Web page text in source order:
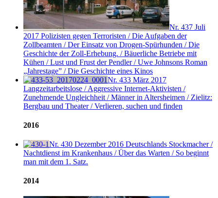
Nr. 437 Juli
2017 Polizisten gegen Terroristen / Die Aufgaben der
Zollbeamten / Der Einsatz von Drogen-Spürhunden / Die
Geschichte der Zoll-Erhebung. / Bäuerliche Betriebe mit
Kühen / Lust und Frust der Pendler / Uwe Johnsons Roman
„Jahrestage” / Die Geschichte eines Kinos
Nr. 433 März 2017
Langzeitarbeitslose / Aggressive Internet-Aktivisten /
Zunehmende Ungleichheit / Männer in Altersheimen / Zielitz:
Bergbau und Theater / Verlieren, suchen und finden
2016
Nr. 430 Dezember 2016 Deutschlands Stockmacher /
Nachtdienst im Krankenhaus / Über das Warten / So beginnt
man mit dem 1. Satz.
2014